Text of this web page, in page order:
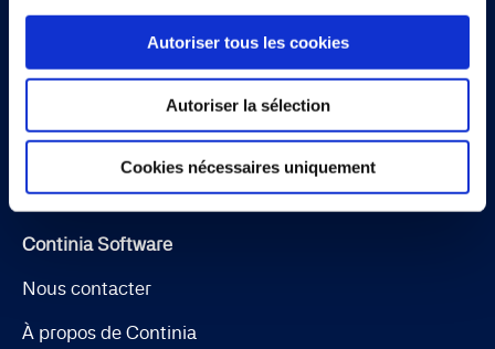
Autoriser tous les cookies
Autoriser la sélection
Cookies nécessaires uniquement
Inscrivez-vous
Continia Software
Nous contacter
À propos de Continia